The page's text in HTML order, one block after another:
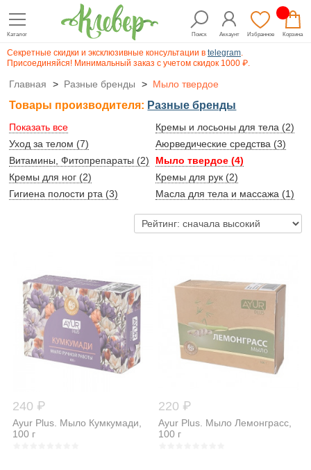
Каталог Поиск Аккаунт Избранное Корзина
Секретные скидки и эксклюзивные консультации в telegram.
Присоединяйся! Минимальный заказ с учетом скидок 1000 ₽.
Главная > Разные бренды > Мыло твердое
Товары производителя: Разные бренды
Показать все
Кремы и лосьоны для тела (2)
Уход за телом (7)
Аюрведические средства (3)
Витамины, Фитопрепараты (2)
Мыло твердое (4)
Кремы для ног (2)
Кремы для рук (2)
Гигиена полости рта (3)
Масла для тела и массажа (1)
240 ₽
Ayur Plus. Мыло Кумкумади,
100 г
220 ₽
Ayur Plus. Мыло Лемонграсс,
100 г